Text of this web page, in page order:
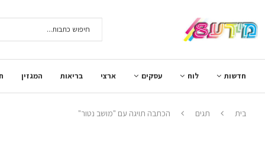
חדשות לוח עסקים ארצי בריאות המגזין
בית תגים הכתבה תויגה עם "מושב נטור"